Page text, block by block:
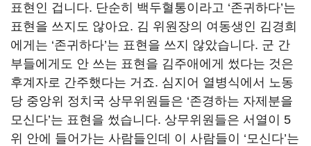
표현인 겁니다. 단순히 백두혈통이라고 ‘존귀하다’는
표현을 쓰지도 않아요. 김 위원장의 여동생인 김경희
에게는 ‘존귀하다’는 표현을 쓰지 않았습니다. 군 간
부들에게도 안 쓰는 표현을 김주애에게 썼다는 것은
후계자로 간주했다는 거죠. 심지어 열병식에서 노동
당 중앙위 정치국 상무위원들은 ‘존경하는 자제분을
모신다’는 표현을 썼습니다. 상무위원들은 서열이 5
위 안에 들어가는 사람들인데 이 사람들이 ‘모신다’는